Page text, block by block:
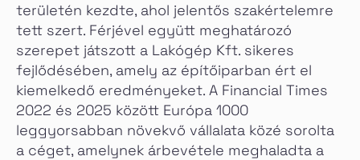
területén kezdte, ahol jelentős szakértelemre
tett szert. Férjével együtt meghatározó
szerepet játszott a Lakógép Kft. sikeres
fejlődésében, amely az építőiparban ért el
kiemelkedő eredményeket. A Financial Times
2022 és 2025 között Európa 1000
leggyorsabban növekvő vállalata közé sorolta
a céget, amelynek árbevétele meghaladta a